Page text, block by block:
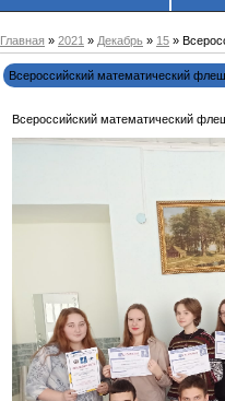
Главная » 2021 » Декабрь » 15 »
Всероссийский математический
Всероссийский математический